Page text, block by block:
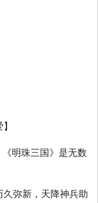
《明珠三国》是无数
弥新，天降神兵助